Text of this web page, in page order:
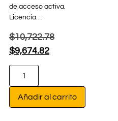
de acceso activa.
Licencia…
$10,722.78
$9,674.82
Añadir al carrito